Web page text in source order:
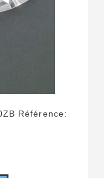
Référence: